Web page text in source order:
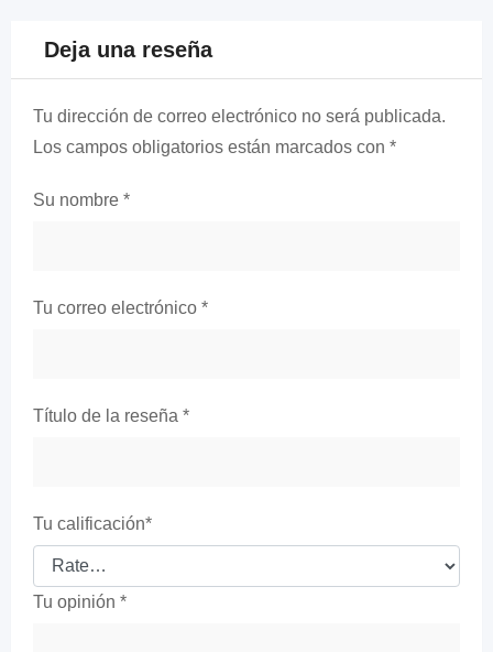
Deja una reseña
Tu dirección de correo electrónico no será publicada.
Los campos obligatorios están marcados con *
Su nombre *
Tu correo electrónico *
Título de la reseña *
Tu calificación*
Tu opinión *